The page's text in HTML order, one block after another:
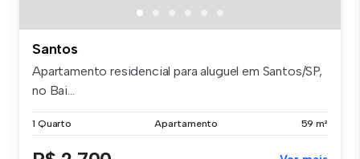
Santos
Apartamento residencial para aluguel em Santos/SP,
no Bai...
1 Quarto Apartamento 59 m²